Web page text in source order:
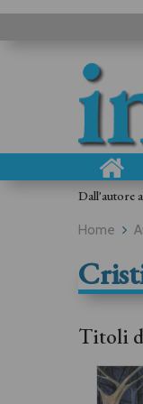
Dall'autore
Home
Titoli